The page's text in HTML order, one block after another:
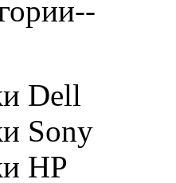
Dell
Sony
HP